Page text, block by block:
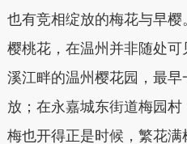
也有竞相绽放的梅花与早
樱桃花，在温州并非随处
溪江畔的温州樱花园，最
放；在永嘉城东街道梅园
梅也开得正是时候，繁花满